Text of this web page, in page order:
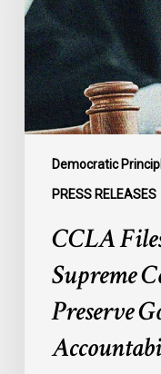
Democratic
PRESS RELEASES
Supreme
Court
of
Canada
to
Preserve
Government
Accountability
CCLA
Supreme
Preserve